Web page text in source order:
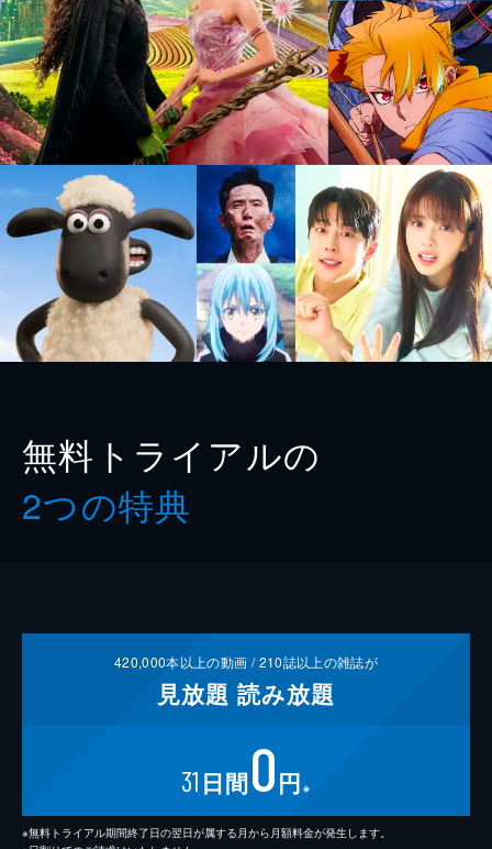
無料トライアルの
2つの特典
420,000本以上の動画 /210誌以上の雑誌が
見放題 読み放題
31 日間0円 ※
※無料トライアル期間終了日の翌日が属する月から月額料金が発生します。